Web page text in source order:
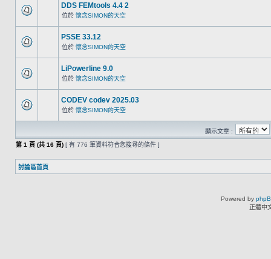
DDS FEMtools 4.4 2
位於 懷念SIMON的天空
PSSE 33.12
位於 懷念SIMON的天空
LiPowerline 9.0
位於 懷念SIMON的天空
CODEV codev 2025.03
位於 懷念SIMON的天空
顯示文章 :
第 1 頁 (共 16 頁) [ 有 776 筆資料符合您搜尋的條件 ]
討論區首頁
Powered by
正體中